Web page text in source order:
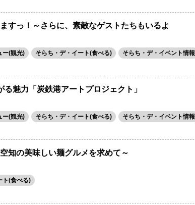
すっ！～さらに、素敵なゲストたちもいるよ
ー(観光) そらち・デ・イート(食べる) そらち・デ・イベント情報
魅力「炭鉄港アートプロジェクト」
ー(観光) そらち・デ・イート(食べる) そらち・デ・イベント情報
知の美味しい麺グルメを求めて～
ト(食べる)